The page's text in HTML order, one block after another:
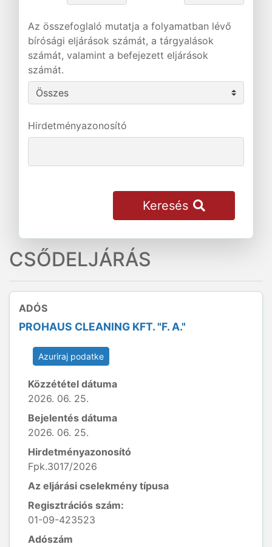
Az összefoglaló mutatja a folyamatban lévő
bírósági eljárások számát, a tárgyalások
számát, valamint a befejezett eljárások
számát.
Hirdetményazonosító
Keresés
CSŐDELJÁRÁS
ADÓS
PROHAUS CLEANING KFT. "F. A."
Azuriraj podatke
Közzététel dátuma
2026. 06. 25.
Bejelentés dátuma
2026. 06. 25.
Hirdetményazonosító
Fpk.3017/2026
Az eljárási cselekmény típusa
Regisztrációs szám:
01-09-423523
Adószám